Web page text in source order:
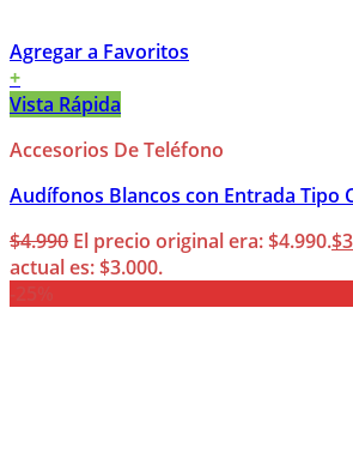
Agregar a Favoritos
+
Vista Rápida
Accesorios De Teléfono
Audífonos Blancos con Entrada Tipo
$4.990 El precio original era: $4.990.$
actual es: $3.000.